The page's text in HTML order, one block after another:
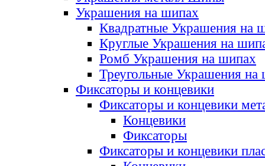
Украшения на шипах
Квадратные Украшения на
Круглые Украшения на
Ромб Украшения на шипах
Треугольные Украшения на
Фиксаторы и концевики
Фиксаторы и концевики
Концевики
Фиксаторы
Фиксаторы и концевики